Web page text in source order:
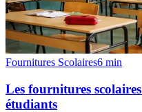
Fournitures Scolaires6 min
Les fournitures
étudiants